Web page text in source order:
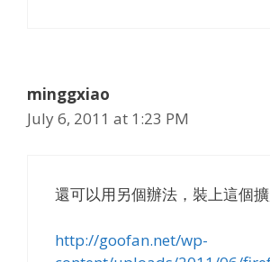
minggxiao
July 6, 2011 at 1:23 PM
還可以用另個辦法，裝上這個
http://goofan.net/wp-